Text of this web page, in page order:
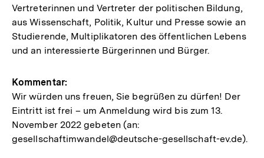
Vertreterinnen und Vertreter der politischen Bildung,
aus Wissenschaft, Politik, Kultur und Presse sowie an
Studierende, Multiplikatoren des öffentlichen Lebens
und an interessierte Bürgerinnen und Bürger.
Kommentar:
Wir würden uns freuen, Sie begrüßen zu dürfen! Der
Eintritt ist frei – um Anmeldung wird bis zum 13.
November 2022 gebeten (an:
gesellschaftimwandel@deutsche-gesellschaft-ev.de).